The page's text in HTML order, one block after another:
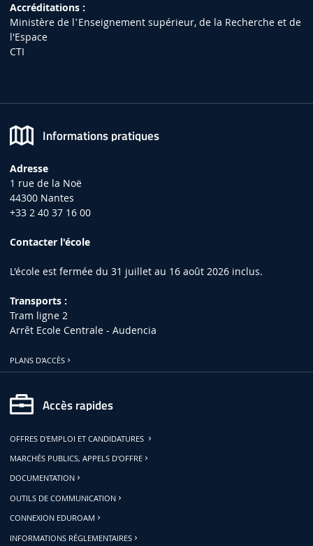
Accréditations :
Ministère de lʼEnseignement supérieur, de la Recherche et de
l'Espace
CTI
Informations pratiques
Adresse
1 rue de la Noë
44300 Nantes
+33 2 40 37 16 00
Contacter l'école
L'école est fermée du 31 juillet au 16 août 2026 inclus.
Transports :
Tram ligne 2
Arrêt Ecole Centrale - Audencia
PLANS D'ACCÈS
Accès rapides
OFFRES D'EMPLOI ET CANDIDATURES
MARCHÉS PUBLICS, APPELS D'OFFRE
DOCUMENTATION
OUTILS DE COMMUNICATION
CONNEXION EDUROAM
INFORMATIONS RÉGLEMENTAIRES